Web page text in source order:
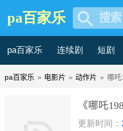
pa百家乐 搜索
pa百家乐 连续剧 短剧
记录片 综艺片
pa百家乐 » 电影片 » 动作片 » 哪
《哪吒
更新时间：